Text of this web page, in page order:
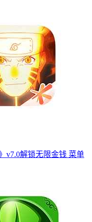
v7.0解锁无限金钱 菜单